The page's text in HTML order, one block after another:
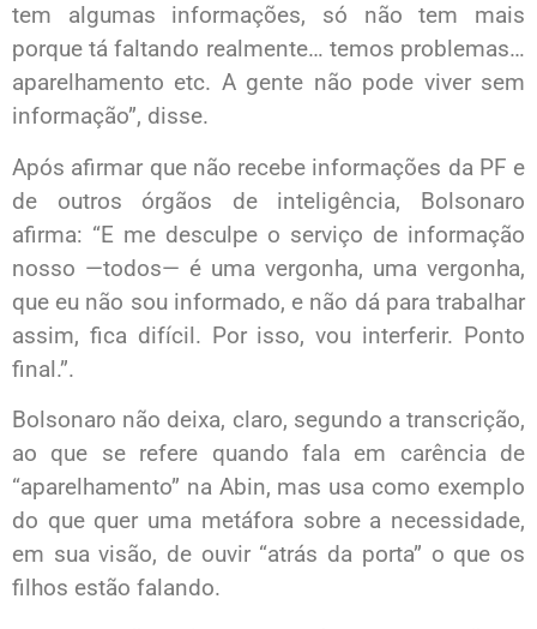
tem algumas informações, só não tem mais
porque tá faltando realmente… temos problemas…
aparelhamento etc. A gente não pode viver sem
informação”, disse.
Após afirmar que não recebe informações da PF e
de outros órgãos de inteligência, Bolsonaro
afirma: “E me desculpe o serviço de informação
nosso —todos— é uma vergonha, uma vergonha,
que eu não sou informado, e não dá para trabalhar
assim, fica difícil. Por isso, vou interferir. Ponto
final.”.
Bolsonaro não deixa, claro, segundo a transcrição,
ao que se refere quando fala em carência de
“aparelhamento” na Abin, mas usa como exemplo
do que quer uma metáfora sobre a necessidade,
em sua visão, de ouvir “atrás da porta” o que os
filhos estão falando.